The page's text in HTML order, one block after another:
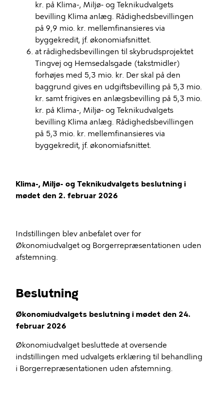
kr. på Klima-, Miljø- og Teknikudvalgets
bevilling Klima anlæg. Rådighedsbevillingen
på 9,9 mio. kr. mellemfinansieres via
byggekredit, jf. økonomiafsnittet.
at rådighedsbevillingen til skybrudsprojektet
Tingvej og Hemsedalsgade (takstmidler)
forhøjes med 5,3 mio. kr. Der skal på den
baggrund gives en udgiftsbevilling på 5,3 mio.
kr. samt frigives en anlægsbevilling på 5,3 mio.
kr. på Klima-, Miljø- og Teknikudvalgets
bevilling Klima anlæg. Rådighedsbevillingen
på 5,3 mio. kr. mellemfinansieres via
byggekredit, jf. økonomiafsnittet.
Klima-, Miljø- og Teknikudvalgets beslutning i
mødet den 2. februar 2026
Indstillingen blev anbefalet over for
Økonomiudvalget og Borgerrepræsentationen uden
afstemning.
Beslutning
Økonomiudvalgets beslutning i mødet den 24.
februar 2026
Økonomiudvalget besluttede at oversende
indstillingen med udvalgets erklæring til behandling
i Borgerrepræsentationen uden afstemning.